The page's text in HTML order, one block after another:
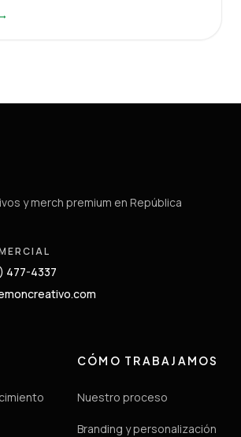
y merch premium en República
477-4337
CÓMO TRABAJAMOS
Nuestro proceso
Branding y personalización